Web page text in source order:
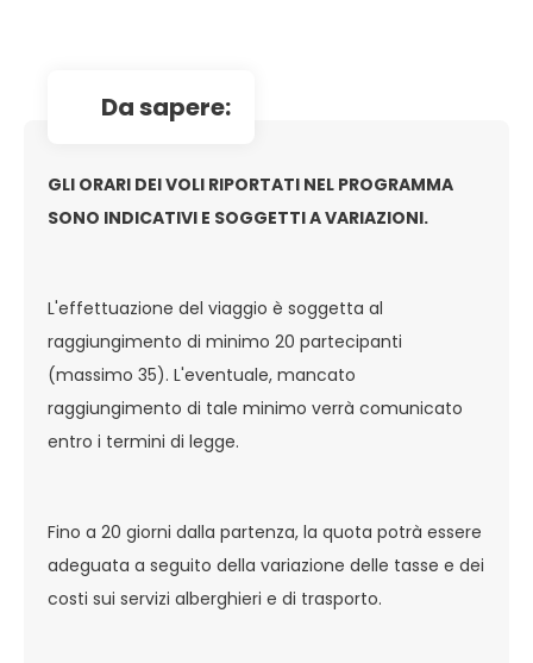
da sapere:
GLI ORARI DEI VOLI RIPORTATI NEL PROGRAMMA
SONO INDICATIVI E SOGGETTI A VARIAZIONI.
L'effettuazione del viaggio è soggetta al
raggiungimento di minimo 20 partecipanti
(massimo 35). L'eventuale, mancato
raggiungimento di tale minimo verrà comunicato
entro i termini di legge.
Fino a 20 giorni dalla partenza, la quota potrà essere
adeguata a seguito della variazione delle tasse e dei
costi sui servizi alberghieri e di trasporto.